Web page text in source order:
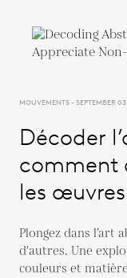
MOUVEMENTS - SEPTEMBER
Décoder
comment
les
Plongez dans l’art
d'autres. Une
couleurs et